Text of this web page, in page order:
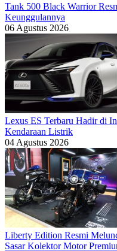
Tank 500 Black Warrior
Keunggulannya
06 Agustus 2026
Lexus ES Terbaru Hadir di
Kendaraan Listrik
04 Agustus 2026
Liberty Edition Resmi
Sasar Kolektor Motor